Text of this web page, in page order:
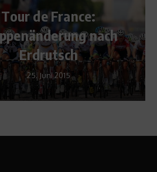
de France:
nach
25. Juni 2015